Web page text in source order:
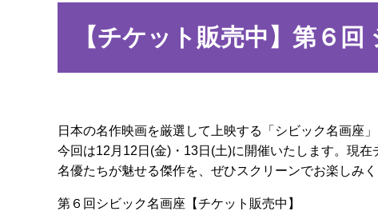
【チケット販売中】第６
日本の名作映画を厳選して上映する「シビック名画座」
今回は12月12日(金)・13日(土)に開催いたします。現在
名優たちが魅せる傑作を、ぜひスクリーンでお楽しみく
第６回シビック名画座【チケット販売中】